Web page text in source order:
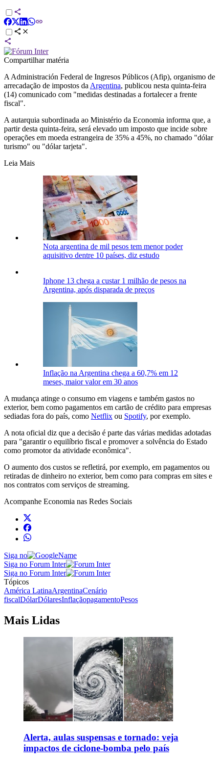
Compartilhar matéria
A Administración Federal de Ingresos Públicos (Afip), organismo de
arrecadação de impostos da Argentina, publicou nesta quinta-feira
(14) comunicado com "medidas destinadas a fortalecer a frente
fiscal".
A autarquia subordinada ao Ministério da Economia informa que, a
partir desta quinta-feira, será elevado um imposto que incide sobre
operações em moeda estrangeira de 35% a 45%, no chamado "dólar
turismo" ou "dólar tarjeta".
Leia Mais
Nota argentina de mil pesos tem menor poder
aquisitivo dentre 10 países, diz estudo
Iphone 13 chega a custar 1 milhão de pesos na
Argentina, após disparada de preços
Inflação na Argentina chega a 60,7% em 12
meses, maior valor em 30 anos
A mudança atinge o consumo em viagens e também gastos no
exterior, bem como pagamentos em cartão de crédito para empresas
sediadas fora do país, como Netflix ou Spotify, por exemplo.
A nota oficial diz que a decisão é parte das várias medidas adotadas
para "garantir o equilíbrio fiscal e promover a solvência do Estado
como promotor da atividade econômica".
O aumento dos custos se refletirá, por exemplo, em pagamentos ou
retiradas de dinheiro no exterior, bem como para compras em sites e
nos contratos com serviços de streaming.
Acompanhe Economia nas Redes Sociais
Siga no
Siga no Forum Inter
Siga no Forum Inter
Tópicos
América LatinaArgentinaCenário
fiscalDólarDólaresInflaçãopagamentoPesos
Mais Lidas
Alerta, aulas suspensas e tornado: veja
impactos de ciclone-bomba pelo país